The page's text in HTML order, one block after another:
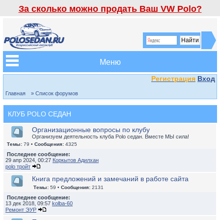
За сколько можно продать Ваш VW Polo?
Меню
Регистрация Вход
Главная » Список форумов
КЛУБ POLO СЕДАН
Организационные вопросы по клубу
Организуем деятельность клуба Polo седан. Вместе МЫ сила!
Темы: 79 • Сообщения: 4325
Последнее сообщение:
29 апр 2024, 00:27 Коркытов Адилхан
polo тройт
Книга предложений и замечаний в работе сайта
Темы: 59 • Сообщения: 2131
Последнее сообщение:
13 дек 2018, 09:57 kolba-60
Ремонт ЭУР